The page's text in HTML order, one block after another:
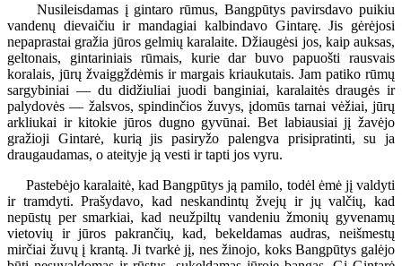
Nusileisdamas į gintaro rūmus, Bangpūtys pavirsdavo puikiu
vandenų dievaičiu ir mandagiai kalbindavo Gintarę. Jis gėrėjosi
nepaprastai gražia jūros gelmių karalaite. Džiaugėsi jos, kaip auksas,
geltonais, gintariniais rūmais, kurie dar buvo papuošti rausvais
koralais, jūrų žvaiggždėmis ir margais kriaukutais. Jam patiko rūmų
sargybiniai — du didžiuliai juodi banginiai, karalaitės draugės ir
palydovės — žalsvos, spindinčios žuvys, įdomūs tarnai vėžiai, jūrų
arkliukai ir kitokie jūros dugno gyvūnai. Bet labiausiai jį žavėjo
gražioji Gintarė, kurią jis pasiryžo palengva prisipratinti, su ja
draugaudamas, o ateityje ją vesti ir tapti jos vyru.
Pastebėjo karalaitė, kad Bangpūtys ją pamilo, todėl ėmė jį valdyti
ir tramdyti. Prašydavo, kad neskandintų žvejų ir jų valčių, kad
nepūstų per smarkiai, kad neužpiltų vandeniu žmonių gyvenamų
vietovių ir jūros pakrančių, kad, bekeldamas audras, neišmestų
mirčiai žuvų į krantą. Ji tvarkė jį, nes žinojo, koks Bangpūtys galėjo